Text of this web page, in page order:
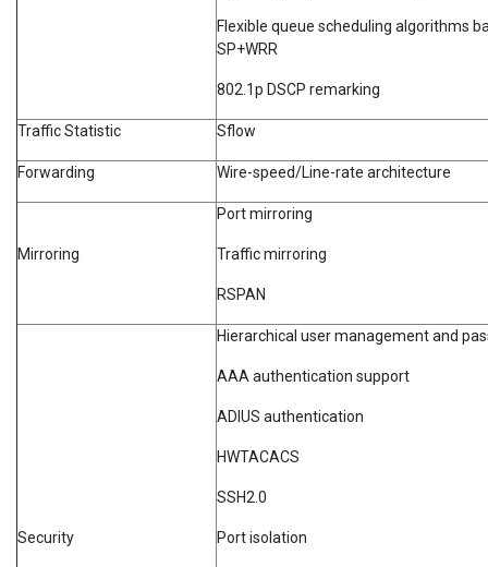
Flexible queue scheduling algorithms
SP+WRR
802.1p DSCP remarking
Traffic Statistic Sflow
Forwarding Wire-speed/Line-rate architecture
Mirroring
Port mirroring
Traffic mirroring
RSPAN
Security
Hierarchical user management and
AAA authentication support
ADIUS authentication
HWTACACS
SSH2.0
Port isolation